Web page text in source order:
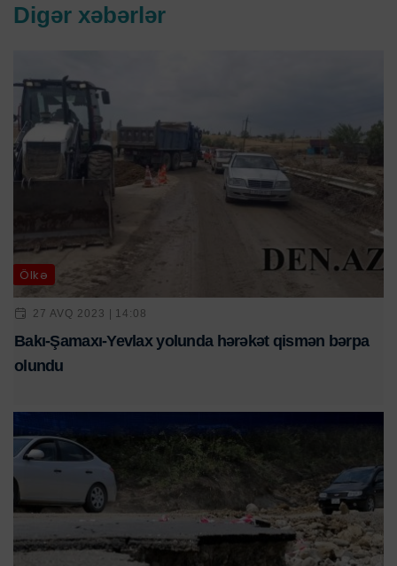
Digər xəbərlər
Ölkə
27 AVQ 2023 | 14:08
Bakı-Şamaxı-Yevlax yolunda hərəkət qismən bərpa
olundu